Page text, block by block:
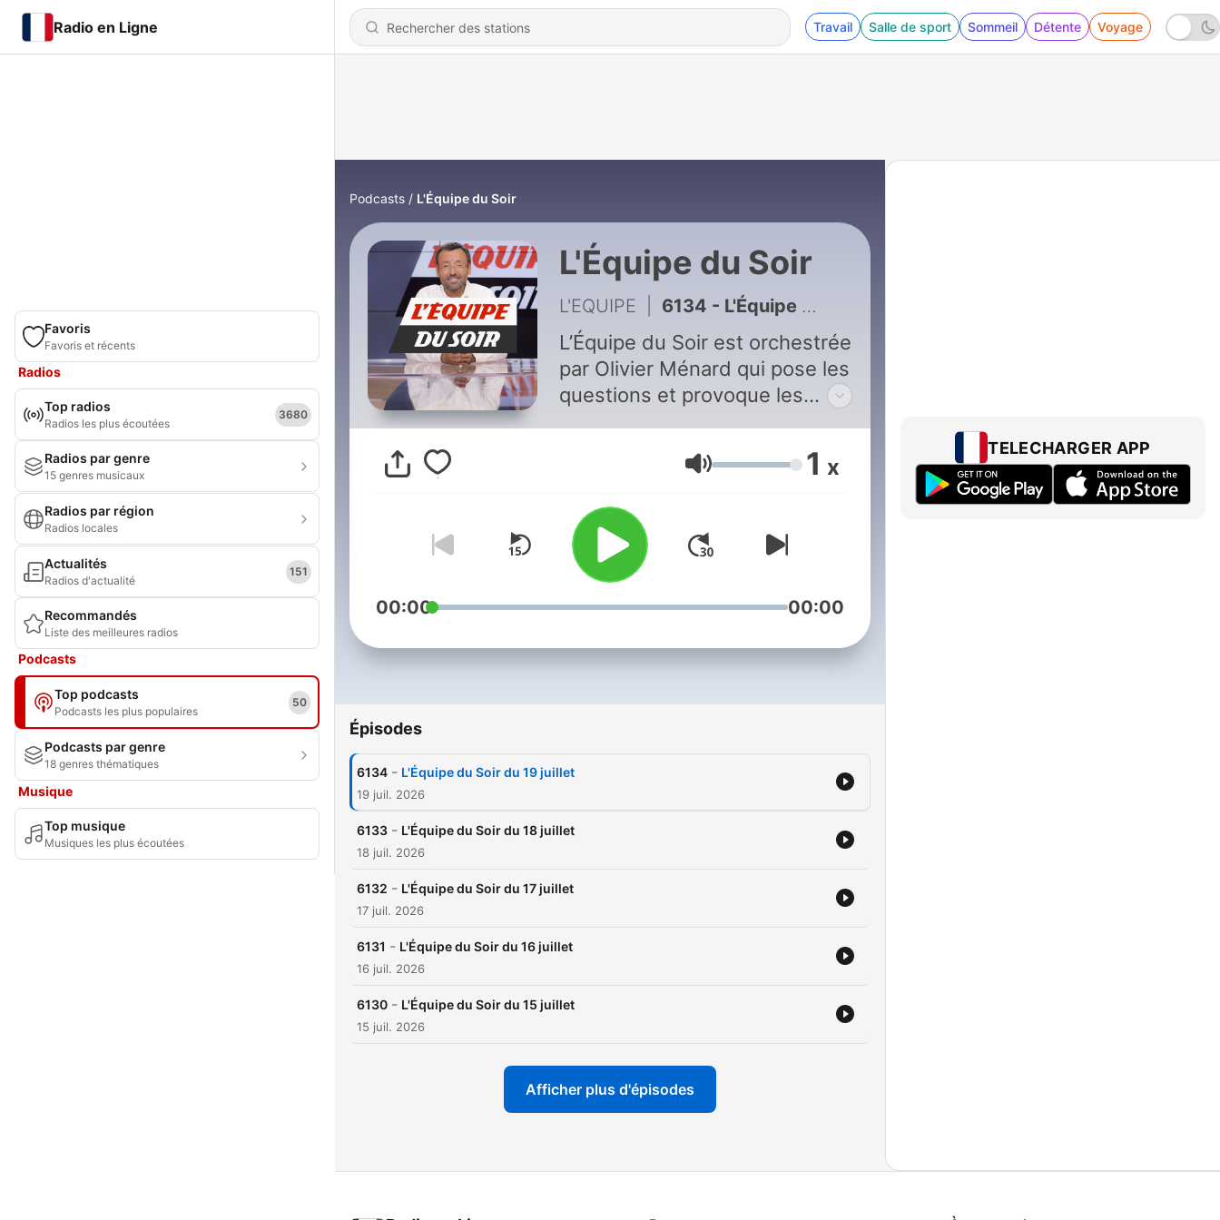
Radio en Ligne Travail Salle de sport Sommeil Détente Voyage
Favoris
Favoris et récents
Radios
Top radios
Radios les plus écoutées
3680
Radios par genre
15 genres musicaux
Radios par région
Radios locales
Actualités
Radios d'actualité
151
Recommandés
Liste des meilleures radios
Podcasts
Top podcasts
Podcasts les plus populaires
50
Podcasts par genre
18 genres thématiques
Musique
Top musique
Musiques les plus écoutées
Podcasts L'Équipe du Soir
L'Équipe du Soir
L'EQUIPE 6134 - L'Équipe du Soir du 19 juillet
L’Équipe du Soir est orchestrée
par Olivier Ménard qui pose les
questions et provoque les
duels passionnés rythment
l’émission, le tout avec une
jamais de langue de bois.
Hébergé par Ausha. Visitez
ausha.co/fr/politique-de-
confidentialite pour plus
Volume 1 x
00:00 00:00
Épisodes
6134 - L'Équipe du Soir du 19 juillet
19 juil. 2026
6133 - L'Équipe du Soir du 18 juillet
18 juil. 2026
6132 - L'Équipe du Soir du 17 juillet
17 juil. 2026
6131 - L'Équipe du Soir du 16 juillet
16 juil. 2026
6130 - L'Équipe du Soir du 15 juillet
15 juil. 2026
Afficher plus d'épisodes
TELECHARGER APP